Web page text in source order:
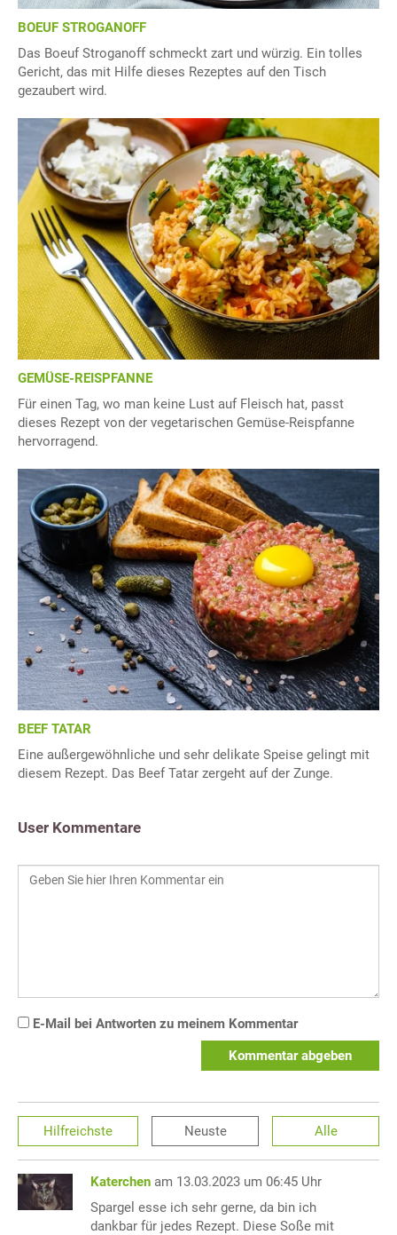
BOEUF STROGANOFF
Das Boeuf Stroganoff schmeckt zart und würzig. Ein tolles
Gericht, das mit Hilfe dieses Rezeptes auf den Tisch
gezaubert wird.
GEMÜSE-REISPFANNE
Für einen Tag, wo man keine Lust auf Fleisch hat, passt
dieses Rezept von der vegetarischen Gemüse-Reispfanne
hervorragend.
BEEF TATAR
Eine außergewöhnliche und sehr delikate Speise gelingt mit
diesem Rezept. Das Beef Tatar zergeht auf der Zunge.
User Kommentare
E-Mail bei Antworten zu meinem Kommentar
Kommentar abgeben
Hilfreichste Neuste Alle
Katerchen am 13.03.2023 um 06:45 Uhr
Spargel esse ich sehr gerne, da bin ich
dankbar für jedes Rezept. Diese Soße mit